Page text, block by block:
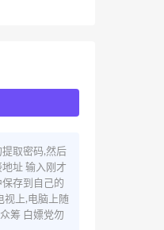
取密码,然后
址 输入刚才
存到自己的
视上,电脑上随
筹 白嫖党勿